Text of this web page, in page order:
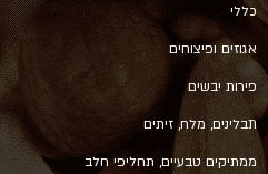
כללי
אגוזים ופיצוחים
פירות יבשים
תבלינים, מלח, זיתים
ממתיקים טבעיים, תחליפי חלב